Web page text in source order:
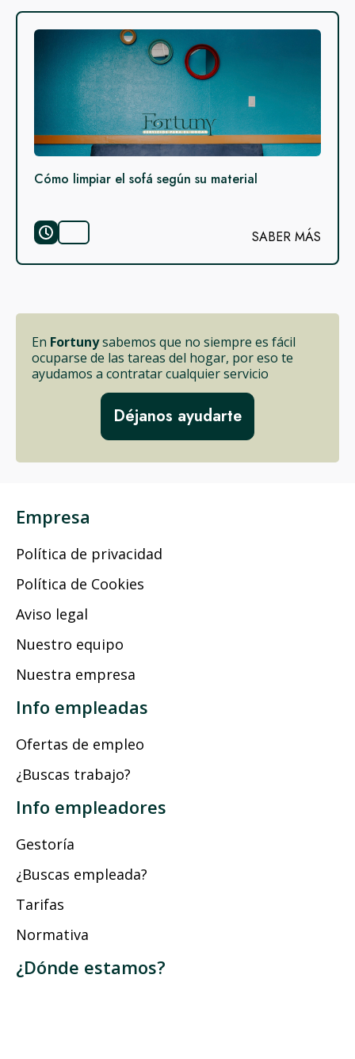
Cómo limpiar el sofá según su material
SABER MÁS
En Fortunysabemos que no siempre es fácil
ocuparse de las tareas del hogar, por eso te
ayudamos a contratar cualquier servicio
Déjanos ayudarte
Empresa
Política de privacidad
Política de Cookies
Aviso legal
Nuestro equipo
Nuestra empresa
Info empleadas
Ofertas de empleo
¿Buscas trabajo?
Info empleadores
Gestoría
¿Buscas empleada?
Tarifas
Normativa
¿Dónde estamos?